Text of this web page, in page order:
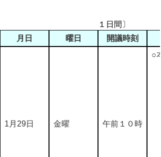
１日間〕
月日
曜日 開議時刻
1月29日 金曜 午前１０時
○